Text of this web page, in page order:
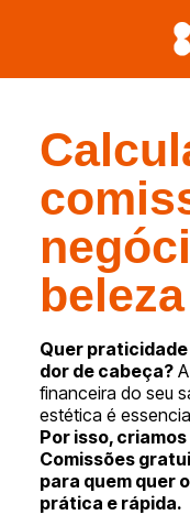
beleza
Quer
dor de cabeça?
financeira do seu
estética é
Por isso,
Comissões
para quem quer
prática e rápida.